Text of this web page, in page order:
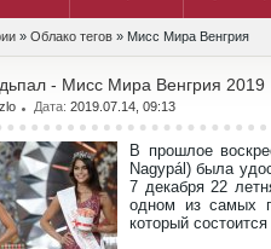
» Облако тегов » Мисс Мира Венгрия
- Мисс Мира Венгрия 2019
Дата: 2019.07.14, 09:13
В прошлое
Nagypál) была
7 декабря 22
одном из самых
который